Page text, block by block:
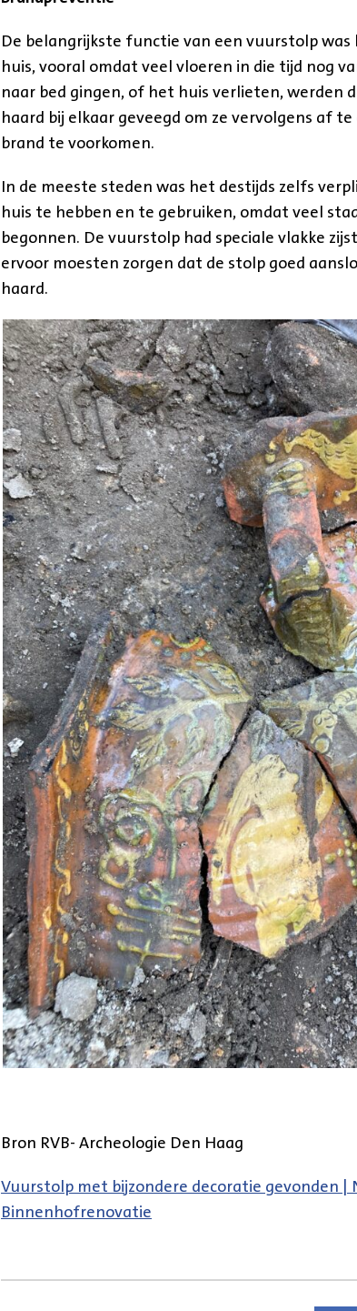
De belangrijkste functie van een vuurstolp
huis, vooral omdat veel vloeren in die tijd nog
naar bed gingen, of het huis verlieten, werden
haard bij elkaar geveegd om ze vervolgens af
brand te voorkomen.
In de meeste steden was het destijds zelfs
huis te hebben en te gebruiken, omdat veel
begonnen. De vuurstolp had speciale vlakke
ervoor moesten zorgen dat de stolp goed
haard.
Bron RVB- Archeologie Den Haag
Vuurstolp met bijzondere decoratie gevonden |
Binnenhofrenovatie